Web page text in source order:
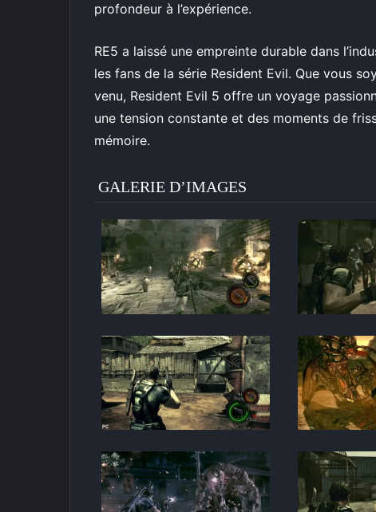
profondeur à l’expérience.
RE5 a laissé une empreinte durable dans
les fans de la série Resident Evil. Que vous
venu, Resident Evil 5 offre un voyage
une tension constante et des moments de
mémoire.
GALERIE D’IMAGES